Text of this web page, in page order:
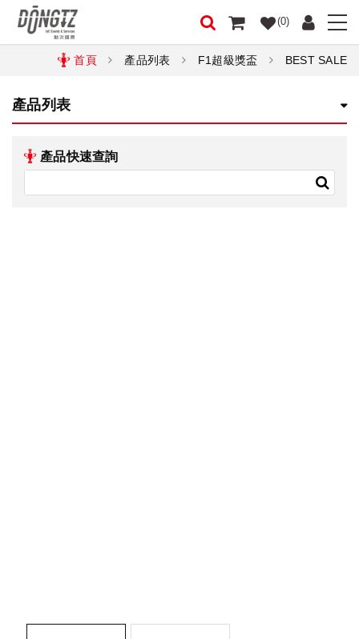
(0)
首頁 產品列表 F1超級獎盃 BEST SALE
產品列表
產品快速查詢